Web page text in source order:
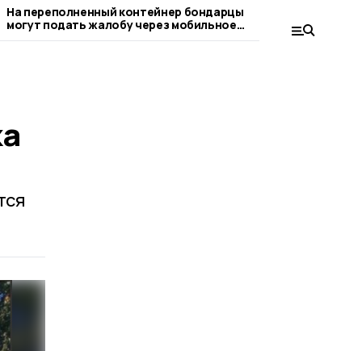
На переполненный контейнер бондарцы
могут подать жалобу через мобильное
приложение Госуслуги.Дом.
бондарцы до 15-го числа каждого
месяца